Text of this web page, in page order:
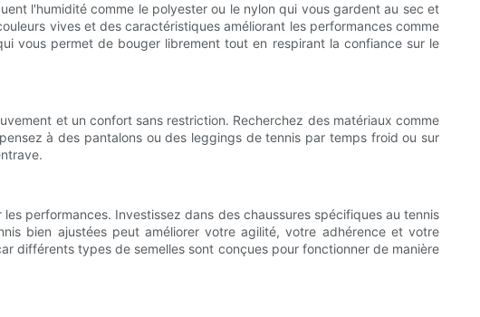
l'humidité comme le polyester ou le nylon qui vous gardent au sec et
vives et des caractéristiques améliorant les performances comme
vous permet de bouger librement tout en respirant la confiance sur le
et un confort sans restriction. Recherchez des matériaux comme
à des pantalons ou des leggings de tennis par temps froid ou sur
performances. Investissez dans des chaussures spécifiques au tennis
bien ajustées peut améliorer votre agilité, votre adhérence et votre
différents types de semelles sont conçues pour fonctionner de manière